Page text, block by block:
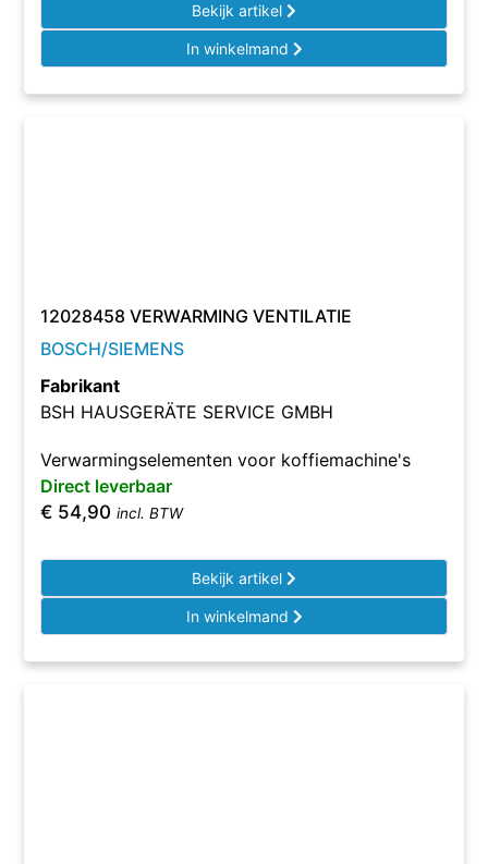
Bekijk artikel
In winkelmand
12028458 VERWARMING VENTILATIE
BOSCH/SIEMENS
Fabrikant
BSH HAUSGERÄTE SERVICE GMBH
Verwarmingselementen voor koffiemachine's
Direct leverbaar
€ 54,90 incl. BTW
Bekijk artikel
In winkelmand